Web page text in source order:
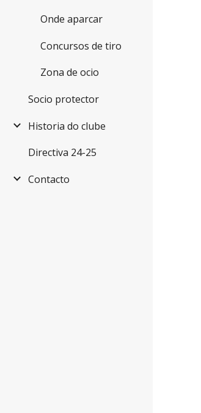
Onde aparcar
Concursos de tiro
Zona de ocio
Socio protector
Historia do clube
Directiva 24-25
Contacto